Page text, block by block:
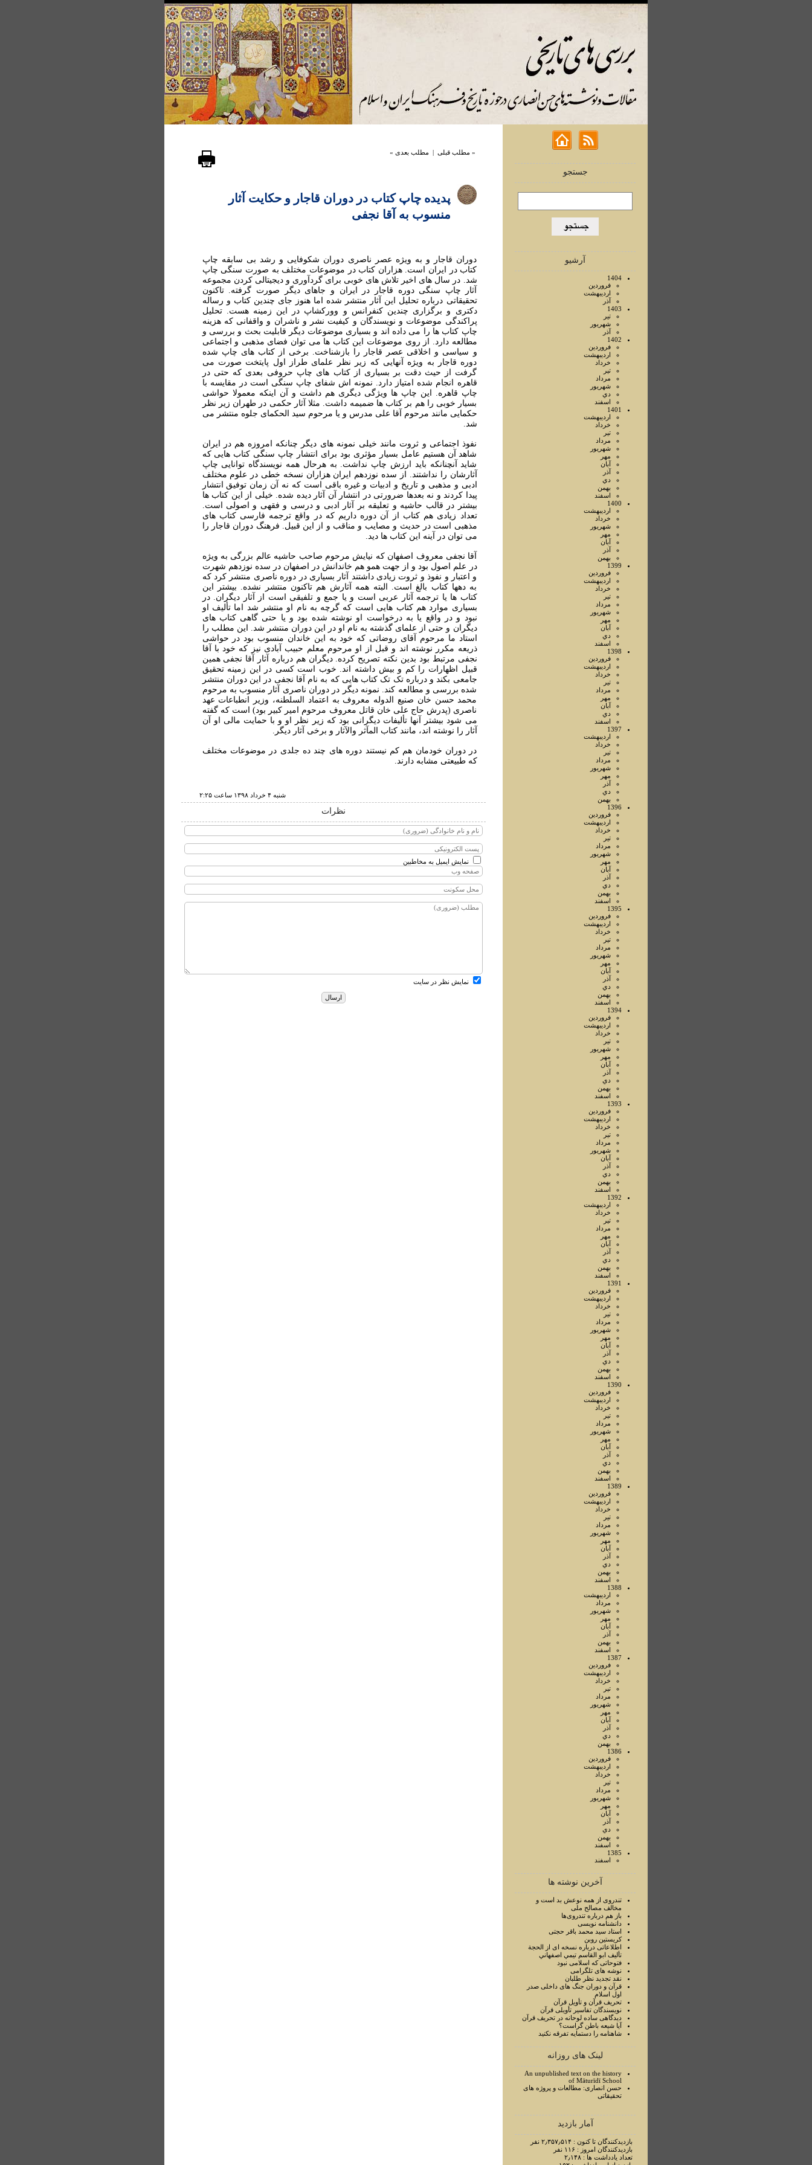
جستجو
آرشیو
1404
فروردين
ارديبهشت
آذر
1403
تير
شهريور
آذر
1402
فروردين
ارديبهشت
خرداد
تير
مرداد
شهريور
دي
اسفند
1401
ارديبهشت
خرداد
تير
مرداد
شهريور
مهر
آبان
آذر
دي
بهمن
اسفند
1400
ارديبهشت
خرداد
شهريور
مهر
آبان
آذر
بهمن
1399
فروردين
ارديبهشت
خرداد
تير
مرداد
شهريور
مهر
آبان
دي
اسفند
1398
فروردين
ارديبهشت
خرداد
تير
مرداد
مهر
آبان
دي
اسفند
1397
ارديبهشت
خرداد
تير
مرداد
شهريور
مهر
آذر
دي
بهمن
1396
فروردين
ارديبهشت
خرداد
تير
مرداد
شهريور
مهر
آبان
آذر
دي
بهمن
اسفند
1395
فروردين
ارديبهشت
خرداد
تير
مرداد
شهريور
مهر
آبان
آذر
دي
بهمن
اسفند
1394
فروردين
ارديبهشت
خرداد
تير
شهريور
مهر
آبان
آذر
دي
بهمن
اسفند
1393
فروردين
ارديبهشت
خرداد
تير
مرداد
شهريور
آبان
آذر
دي
بهمن
اسفند
1392
ارديبهشت
خرداد
تير
مرداد
مهر
آبان
آذر
دي
بهمن
اسفند
1391
فروردين
ارديبهشت
خرداد
تير
مرداد
شهريور
مهر
آبان
آذر
دي
بهمن
اسفند
1390
فروردين
ارديبهشت
خرداد
تير
مرداد
شهريور
مهر
آبان
آذر
دي
بهمن
اسفند
1389
فروردين
ارديبهشت
خرداد
تير
مرداد
شهريور
مهر
آبان
آذر
دي
بهمن
اسفند
1388
ارديبهشت
مرداد
شهريور
مهر
آبان
آذر
بهمن
اسفند
1387
فروردين
ارديبهشت
خرداد
تير
مرداد
شهريور
مهر
آبان
آذر
دي
بهمن
1386
فروردين
ارديبهشت
خرداد
تير
مرداد
شهريور
مهر
آبان
آذر
دي
بهمن
اسفند
1385
اسفند
آخرین نوشته ها
تندروی از همه نوعش بد است و
مخالف مصالح ملی
باز هم درباره تندروی‌ها
دانشنامه نویسی
استاد سيد محمد باقر حجتی
کریستین روبن
اطلاعاتی درباره نسخه ای از الحجة
تأليف ابو القاسم تيمي اصفهاني
فتوحاتی که اسلامی نبود
نوشه های تلگرامی
نقد تجدید نظر طلبان
قرآن و دوران جنگ های داخلی صدر
اول اسلام
تحريف قرآن و تأويل قرآن
نويسندگان تفاسير تأويلی قرآن
ديدگاهی ساده لوحانه در تحريف قرآن
آيا شيعه باطن گراست؟
شاهنامه را دستمايه تفرقه نکنيد
لینک های روزانه
An unpublished text on the history
of Māturīdī School
حسن انصاری: مطالعات و پروژه های
تحقیقاتی
آمار بازدید
بازدیدکنندگان تا کنون : ۲٫۳۵۷٫۵۱۴ نفر
بازدیدکنندگان امروز : ۱۱۶ نفر
تعداد یادداشت ها : ۲٫۱۴۸
« مطلب قبلی | مطلب بعدی »
پدیده چاپ کتاب در دوران قاجار و حکایت آثار
منسوب به آقا نجفی
دوران قاجار و به ویژه عصر ناصری دوران شکوفایی و رشد بی سابقه چاپ
کتاب در ایران است. هزاران کتاب در موضوعات مختلف به صورت سنگی چاپ
شد. در سال های اخیر تلاش های خوبی برای گردآوری و دیجیتالی کردن مجموعه
آثار چاپ سنگی دوره قاجار در ایران و جاهای دیگر صورت گرفته. تاکنون
تحقیقاتی درباره تحلیل این آثار منتشر شده اما هنوز جای چندین کتاب و رساله
دکتری و برگزاری چندین کنفرانس و وورکشاپ در این زمینه هست. تحلیل
پراکندگی موضوعات و نویسندگان و کیفیت نشر و ناشران و واقفانی که هزینه
چاپ کتاب ها را می داده اند و بسیاری موضوعات دیگر قابلیت بحث و بررسی و
مطالعه دارد. از روی موضوعات این کتاب ها می توان فضای مذهبی و اجتماعی
و سیاسی و اخلاقی عصر قاجار را بازشناخت. برخی از کتاب های چاپ شده
دوره قاجار به ویژه آنهایی که زیر نظر علمای طراز اول پایتخت صورت می
گرفت از حیث دقت بر بسیاری از کتاب های چاپ حروفی بعدی که حتی در
قاهره انجام شده امتیاز دارد. نمونه اش شفای چاپ سنگی است در مقایسه با
چاپ قاهره. این چاپ ها ویژگی دیگری هم داشت و آن اینکه معمولا حواشی
بسیار خوبی را هم بر کتاب ها ضمیمه داشت. مثلا آثار حکمی در طهران زیر نظر
حکمایی مانند مرحوم آقا علی مدرس و یا مرحوم سید الحکمای جلوه منتشر می
شد.
نفوذ اجتماعی و ثروت مانند خیلی نمونه های دیگر چنانکه امروزه هم در ایران
شاهد آن هستیم عامل بسیار مؤثری بود برای انتشار چاپ سنگی کتاب هایی که
شاید آنچنانکه باید ارزش چاپ نداشت. به هرحال همه نویسندگاه توانایی چاپ
آثارشان را نداشتند. از سده نوزدهم ایران هزاران نسخه خطی در علوم مختلف
ادبی و مذهبی و تاریخ و ادبیات و غیره باقی است که نه آن زمان توفیق انتشار
پیدا کردند و نه بعدها ضرورتی در انتشار آن آثار دیده شده. خیلی از این کتاب ها
بیشتر در قالب حاشیه و تعلیقه بر آثار ادبی و درسی و فقهی و اصولی است.
تعداد زیادی هم کتاب از آن دوره داریم که در واقع ترجمه فارسی کتاب های
مذهبی است در حدیث و مصایب و مناقب و از این قبیل. فرهنگ دوران قاجار را
می توان در آینه این کتاب ها دید.
آقا نجفی معروف اصفهان که نیایش مرحوم صاحب حاشیه عالم بزرگی به ویژه
در علم اصول بود و از جهت همو هم خاندانش در اصفهان در سده نوزدهم شهرت
و اعتبار و نفوذ و ثروت زیادی داشتند آثار بسیاری در دوره ناصری منتشر کرد که
به دهها کتاب بالغ است. البته همه آثارش هم تاکنون منتشر نشده. بیشتر این
کتاب ها یا ترجمه آثار عربی است و یا جمع و تلفیقی است از آثار دیگران. در
بسیاری موارد هم کتاب هایی است که گرچه به نام او منتشر شد اما تألیف او
نبود و در واقع یا به درخواست او نوشته شده بود و یا حتی گاهی کتاب های
دیگران و حتی از علمای گذشته به نام او در این دوران منتشر شد. این مطلب را
استاد ما مرحوم آقای روضاتی که خود به این خاندان منسوب بود در حواشی
ذریعه مکرر نوشته اند و قبل از او مرحوم معلم حبیب آبادی نیز که خود با آقا
نجفی مرتبط بود بدین نکته تصریح کرده. دیگران هم درباره آثار آقا نجفی همین
قبیل اظهارات را کم و بیش داشته اند. خوب است کسی در این زمینه تحقیق
جامعی بکند و درباره تک تک کتاب هایی که به نام آقا نجفی در این دوران منتشر
شده بررسی و مطالعه کند. نمونه دیگر در دوران ناصری آثار منسوب به مرحوم
محمد حسن خان صنیع الدوله معروف به اعتماد السلطنه، وزیر انطباعات عهد
ناصری (پدرش حاج علی خان قاتل معروف مرحوم امیر کبیر بود) است که گفته
می شود بیشتر آنها تألیفات دیگرانی بود که زیر نظر او و با حمایت مالی او آن
آثار را نوشته اند، مانند کتاب المآثر والآثار و برخی آثار دیگر.
در دوران خودمان هم کم نیستند دوره های چند ده جلدی در موضوعات مختلف
که طبیعتی مشابه دارند.
شنبه ۴ خرداد ۱۳۹۸ ساعت ۲:۲۵
نظرات
نمایش ایمیل به مخاطبین
نمایش نظر در سایت